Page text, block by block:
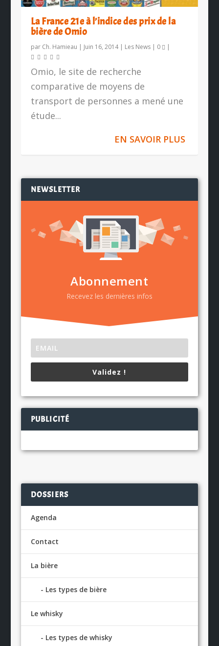
La France 21e à l’indice des prix de la
bière de Omio
par Ch. Hamieau | Juin 16, 2014| Les News| 0 |
Omio, le site de recherche
comparative de moyens de
transport de personnes a mené une
étude...
EN SAVOIR PLUS
NEWSLETTER
Abonnement
Recevez les dernières infos
Validez !
PUBLICITÉ
DOSSIERS
Agenda
Contact
La bière
Les types de bière
Le whisky
Les types de whisky